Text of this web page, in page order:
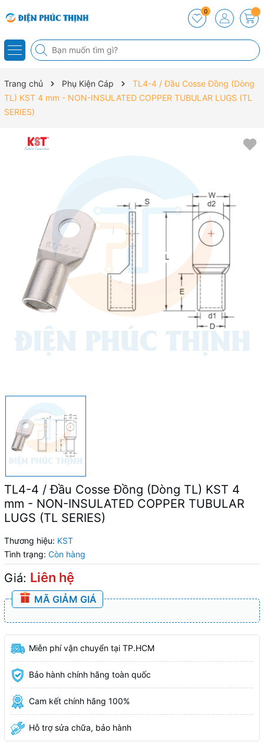
0
Trang chủ Phụ Kiện Cáp
TL4-4 / Đầu Cosse Đồng (Dòng
TL) KST 4 mm - NON-INSULATED COPPER TUBULAR LUGS (TL
SERIES)
TL4-4 / Đầu Cosse Đồng (Dòng TL) KST 4
mm - NON-INSULATED COPPER TUBULAR
LUGS (TL SERIES)
Thương hiệu: KST
Tình trạng: Còn hàng
Giá: Liên hệ
MÃ GIẢM GIÁ
Miễn phí vận chuyển tại TP.HCM
Bảo hành chính hãng toàn quốc
Cam kết chính hãng 100%
Hỗ trợ sửa chữa, bảo hành